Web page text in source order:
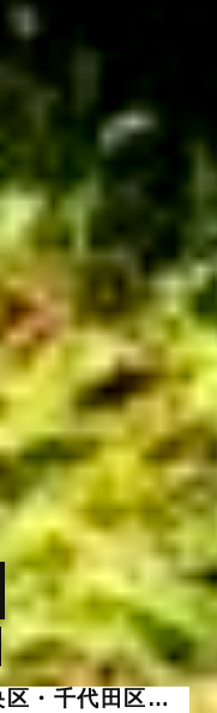
東京23区西部の庭園 > 中央区・千代田区の庭園